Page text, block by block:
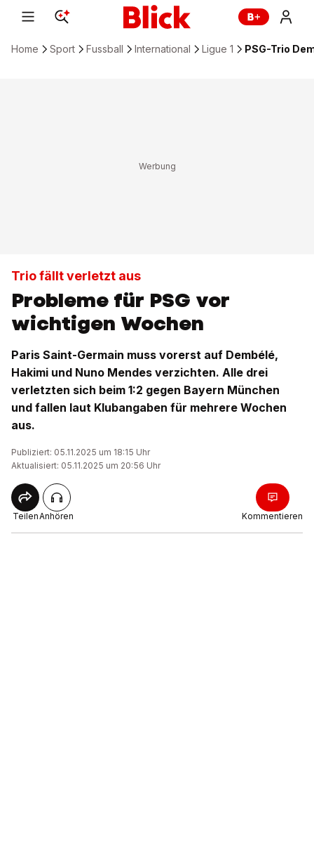
Home Sport Fussball International Ligue 1 PSG-Trio
Trio fällt verletzt aus
Probleme für PSG vor
wichtigen Wochen
Paris Saint-Germain muss vorerst auf Dembélé,
Hakimi und Nuno Mendes verzichten. Alle drei
verletzten sich beim 1:2 gegen Bayern München
und fallen laut Klubangaben für mehrere Wochen
aus.
Publiziert: 05.11.2025 um 18:15 Uhr
Aktualisiert: 05.11.2025 um 20:56 Uhr
TeilenAnhören Kommentieren